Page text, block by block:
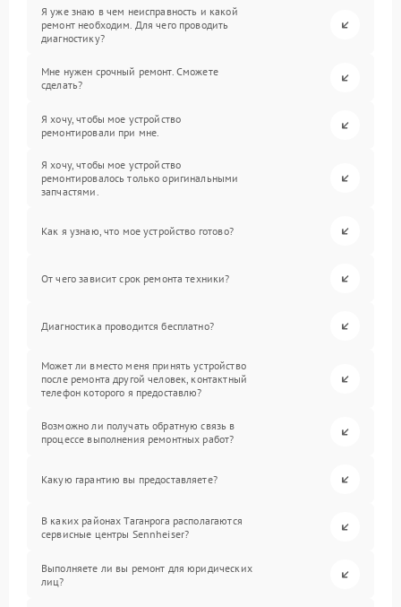
Я уже знаю в чем неисправность и какой
ремонт необходим. Для чего проводить
диагностику?
Мне нужен срочный ремонт. Сможете
сделать?
Я хочу, чтобы мое устройство
ремонтировали при мне.
Я хочу, чтобы мое устройство
ремонтировалось только оригинальными
запчастями.
Как я узнаю, что мое устройство готово?
От чего зависит срок ремонта техники?
Диагностика проводится бесплатно?
Может ли вместо меня принять устройство
после ремонта другой человек, контактный
телефон которого я предоставлю?
Возможно ли получать обратную связь в
процессе выполнения ремонтных работ?
Какую гарантию вы предоставляете?
В каких районах Таганрога располагаются
сервисные центры Sennheiser?
Выполняете ли вы ремонт для юридических
лиц?